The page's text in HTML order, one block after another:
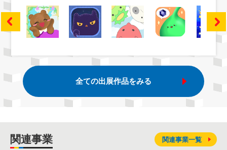
全ての出展作品をみる
関連事業 関連事業一覧